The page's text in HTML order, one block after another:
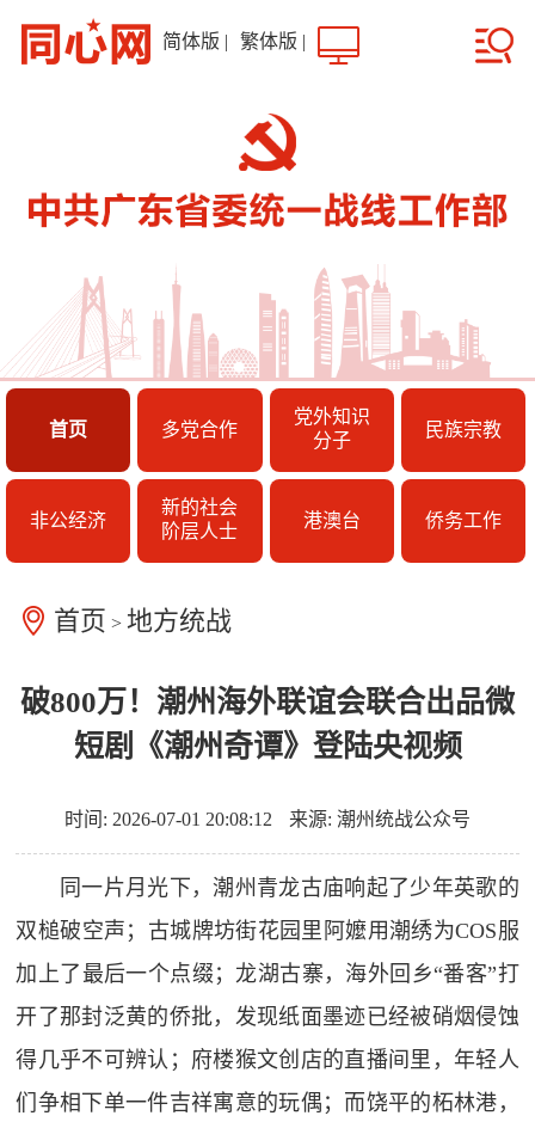
简体版 | 繁体版 |
首页 多党合作
党外知识
分子
民族宗教
非公经济
新的社会
阶层人士
港澳台 侨务工作
首页 >地方统战
破800万！潮州海外联谊会联合出品微
短剧《潮州奇谭》登陆央视频
时间: 2026-07-01 20:08:12 来源: 潮州统战公众号
同一片月光下，潮州青龙古庙响起了少年英歌的
双槌破空声；古城牌坊街花园里阿嬤用潮绣为COS服
加上了最后一个点缀；龙湖古寨，海外回乡“番客”打
开了那封泛黄的侨批，发现纸面墨迹已经被硝烟侵蚀
得几乎不可辨认；府楼猴文创店的直播间里，年轻人
们争相下单一件吉祥寓意的玩偶；而饶平的柘林港，